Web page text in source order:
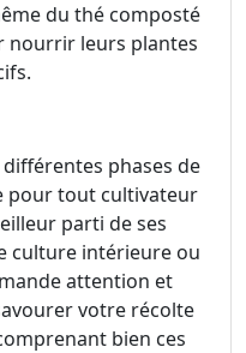
du thé composté
nourrir leurs plantes
phases de
pour tout cultivateur
parti de ses
culture intérieure ou
attention et
votre récolte
bien ces